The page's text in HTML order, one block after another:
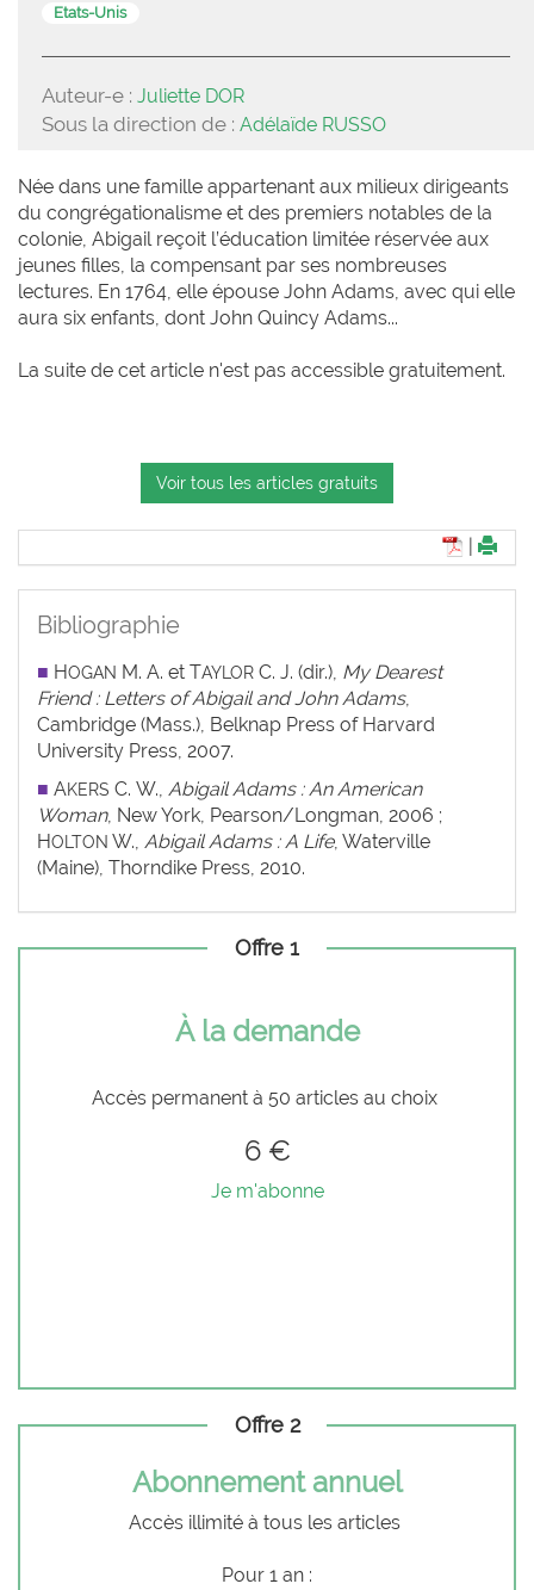
Etats-Unis
Auteur-e : Juliette DOR
Sous la direction de : Adélaïde RUSSO
Née dans une famille appartenant aux milieux dirigeants
du congrégationalisme et des premiers notables de la
colonie, Abigail reçoit l’éducation limitée réservée aux
jeunes filles, la compensant par ses nombreuses
lectures. En 1764, elle épouse John Adams, avec qui elle
aura six enfants, dont John Quincy Adams...
La suite de cet article n'est pas accessible gratuitement.
Voir tous les articles gratuits
Bibliographie
■ HOGAN M. A. et TAYLOR C. J. (dir.), My Dearest
Friend : Letters of Abigail and John Adams,
Cambridge (Mass.), Belknap Press of Harvard
University Press, 2007.
■ AKERS C. W., Abigail Adams : An American
Woman, New York, Pearson/Longman, 2006 ;
HOLTON W., Abigail Adams : A Life, Waterville
(Maine), Thorndike Press, 2010.
Offre 1
À la demande
Accès permanent à 50 articles au choix
6 €
Je m'abonne
Offre 2
Abonnement annuel
Accès illimité à tous les articles
Pour 1 an :